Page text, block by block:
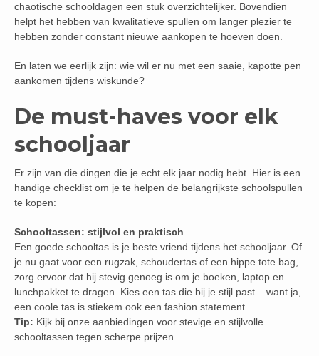
chaotische schooldagen een stuk overzichtelijker. Bovendien
helpt het hebben van kwalitatieve spullen om langer plezier te
hebben zonder constant nieuwe aankopen te hoeven doen.
En laten we eerlijk zijn: wie wil er nu met een saaie, kapotte pen
aankomen tijdens wiskunde?
De must-haves voor elk
schooljaar
Er zijn van die dingen die je echt elk jaar nodig hebt. Hier is een
handige checklist om je te helpen de belangrijkste schoolspullen
te kopen:
Schooltassen: stijlvol en praktisch
Een goede schooltas is je beste vriend tijdens het schooljaar. Of
je nu gaat voor een rugzak, schoudertas of een hippe tote bag,
zorg ervoor dat hij stevig genoeg is om je boeken, laptop en
lunchpakket te dragen. Kies een tas die bij je stijl past – want ja,
een coole tas is stiekem ook een fashion statement.
Tip: Kijk bij onze aanbiedingen voor stevige en stijlvolle
schooltassen tegen scherpe prijzen.